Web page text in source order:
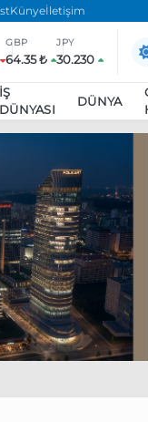
Künyeİletişim
GBP
64.35 ₺
JPY
30.230
İŞ
DÜNYASI
DÜNYA
İmamoğlu’nu